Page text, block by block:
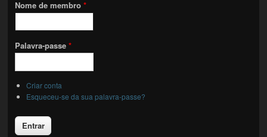
Nome de membro*
Palavra-passe*
Criar conta
Esqueceu-se da sua palavra-passe?